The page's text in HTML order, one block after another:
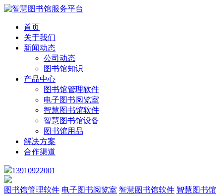
首页
关于我们
新闻动态
公司动态
图书馆知识
产品中心
图书馆管理软件
电子图书阅览室
智慧图书馆软件
智慧图书馆设备
图书馆用品
解决方案
合作渠道
13910922001
图书馆管理软件 电子图书阅览室 智慧图书馆软件 智慧图书馆